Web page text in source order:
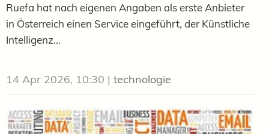
Ruefa hat nach eigenen Angaben als erste Anbieter
in Österreich einen Service eingeführt, der Künstliche
Intelligenz...
14 Apr 2026, 10:30 | technologie